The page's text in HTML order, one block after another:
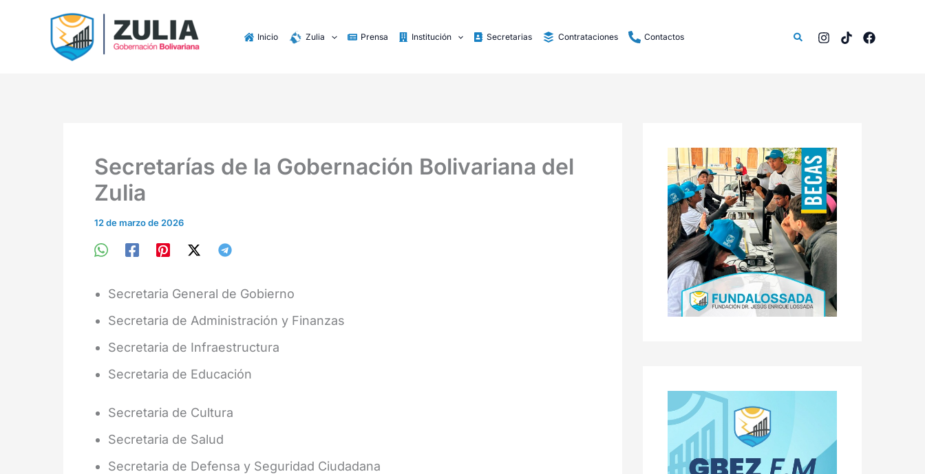
contenido
Inicio Zulia Prensa Institución Secretarias Contrataciones Contactos Buscar
Secretarías de la Gobernación Bolivariana del
Zulia
12 de marzo de 2026
Secretaria General de Gobierno
Secretaria de Administración y Finanzas
Secretaria de Infraestructura
Secretaria de Educación
Secretaria de Cultura
Secretaria de Salud
Secretaria de Defensa y Seguridad Ciudadana